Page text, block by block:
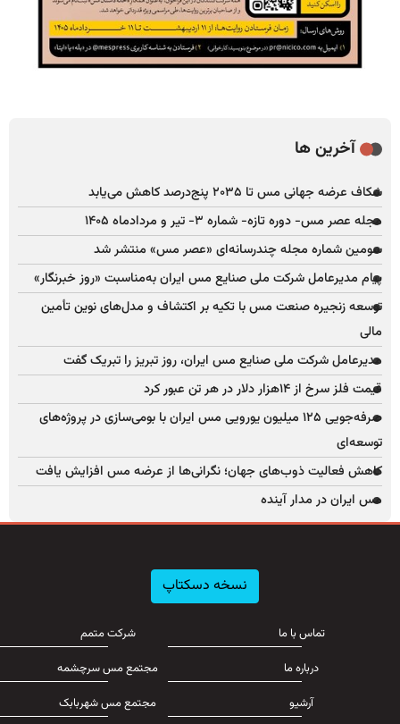
آخرین ها
شکاف عرضه جهانی مس تا ۲۰۳۵ پنج‌درصد کاهش می‌یابد
مجله عصر مس- دوره تازه- شماره ۳- تیر و مردادماه ۱۴۰۵
سومین شماره مجله چندرسانه‌ای «عصر مس» منتشر شد
پیام مدیرعامل شرکت ملی صنایع مس ایران به‌مناسبت «روز خبرنگار»
توسعه زنجیره صنعت مس با تکیه بر اکتشاف و مدل‌های نوین تأمین
مالی
مدیرعامل شرکت ملی صنایع مس ایران، روز تبریز را تبریک گفت
قیمت فلز سرخ از ۱۴هزار دلار در هر تن عبور کرد
صرفه‌جویی ۱۲۵ میلیون یورویی مس ایران با بومی‌سازی در پروژه‌های
توسعه‌ای
کاهش فعالیت ذوب‌های جهان؛ نگرانی‌ها از عرضه مس افزایش یافت
مس ایران در مدار آینده
نسخه دسکتاپ
تماس با ما
درباره ما
آرشیو
شرکت متمم
مجتمع مس سرچشمه
مجتمع مس شهربابک